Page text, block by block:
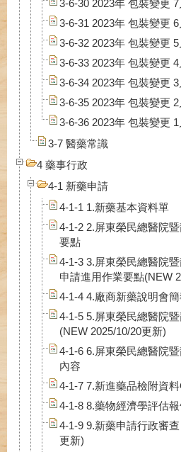
3-6-30 2023年 包裝變更 7
3-6-31 2023年 包裝變更 6
3-6-32 2023年 包裝變更 5
3-6-33 2023年 包裝變更 4
3-6-34 2023年 包裝變更 3
3-6-35 2023年 包裝變更 2
3-6-36 2023年 包裝變更 1
3-7 醫藥常識
4 藥事行政
4-1 新藥申請
4-1-1 1.新藥基本資料單
4-1-2 2.屏東榮民總醫院
要點
4-1-3 3.屏東榮民總醫院
申請進用作業要點(NEW
4-1-4 4.廠商新藥說明會
4-1-5 5.屏東榮民總醫院
(NEW 2025/10/20更新)
4-1-6 6.屏東榮民總醫院
內容
4-1-7 7.新進藥品檢附資
4-1-8 8.藥物經濟學評估
4-1-9 9.新藥申請行政審
更新)